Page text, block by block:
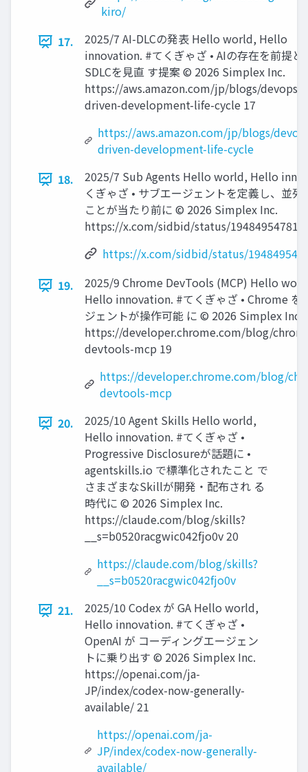
kiro/
17.
2025/7 AI-DLCの発表 Hello world, Hello
innovation. #てくぎゃざ • AIの存在を前提と
SDLCを見直 す提案 ©️ 2026 Simplex Inc.
https://aws.amazon.com/jp/blogs/devops/
driven-development-life-cycle 17
https://aws.amazon.com/jp/blogs/
driven-development-life-cycle
18.
2025/7 Sub Agents Hello world, Hello
くぎゃざ • サブエージェントを定義し、並列
ことが当たり前に ©️ 2026 Simplex Inc.
https://x.com/sidbid/status/
https://x.com/sidbid/status/
19.
2025/9 Chrome DevTools (MCP) Hello
Hello innovation. #てくぎゃざ • Chrome を
ジェントが操作可能 に ©️ 2026 Simplex Inc.
https://developer.chrome.com/blog/
devtools-mcp 19
https://developer.chrome.com/blog/
devtools-mcp
20.
2025/10 Agent Skills Hello world,
Hello innovation. #てくぎゃざ •
Progressive Disclosureが話題に •
agentskills.io で標準化されたこと で
さまざまなSkillが開発・配布され る
時代に ©️ 2026 Simplex Inc.
https://claude.com/blog/skills?
__s=b0520racgwic042fjo0v 20
https://claude.com/blog/skills?
__s=b0520racgwic042fjo0v
21.
2025/10 Codex が GA Hello world,
Hello innovation. #てくぎゃざ •
OpenAI が コーディングエージェン
トに乗り出す ©️ 2026 Simplex Inc.
https://openai.com/ja-
JP/index/codex-now-generally-
available/ 21
https://openai.com/ja-
JP/index/codex-now-generally-
available/